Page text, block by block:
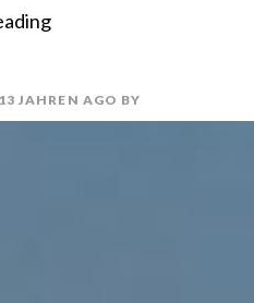
13 JAHREN AGO BY